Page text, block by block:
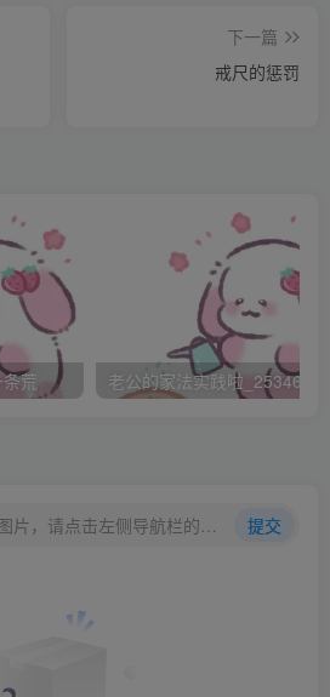
，自己不过是替身，只接受鞭
也没有一句。
上，已被分开的双臀紧对着镜头。
集中的小柔精致粉嫩的娇臀之上。
已然退至其次，无与伦比的恐惧登
——啪!凶狠的鞭子如期而至。藤条
的小屁股，随后加速反势而出。,
收紧娇臀。藤条落下之时，先是感
却钢牙一咬，没有喊叫出来。
厚度却远远不及，也不如欧洲女孩
柔并不吭声，心想这女孩儿定然很
下一篇
戒尺的惩罚
荒 老公的家法实践啦
欢迎评论！若上传图片，请点击左侧导航栏的图床工具，获取图片链接。 提交